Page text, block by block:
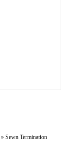
» Sewn Termination